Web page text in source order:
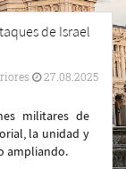
de Israel
27.08.2025
militares de
la unidad y
ampliando.